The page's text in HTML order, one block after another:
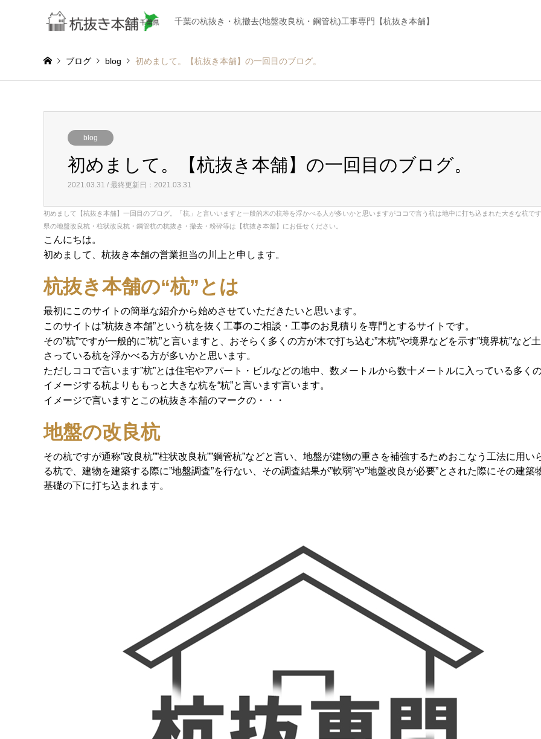
千葉の杭抜き・杭撤去(地盤改良杭・鋼管杭)工事専門【杭抜き本舗】
ブログ blog 初めまして。【杭抜き本舗】の一回目のブログ。
blog
初めまして。【杭抜き本舗】の一回目のブログ。
2021.03.31 / 最終更新日：2021.03.31
初めまして【杭抜き本舗】一回目のブログ。「杭」と言いいますと一般的木の杭等を浮かべる人が多いかと思いますがココで言う杭は地中に打ち込まれた大きな杭で
県の地盤改良杭・柱状改良杭・鋼管杭の杭抜き・撤去・粉砕等は【杭抜き本舗】にお任せください。
こんにちは。
初めまして、杭抜き本舗の営業担当の川上と申します。
杭抜き本舗の“杭”とは
最初にこのサイトの簡単な紹介から始めさせていただきたいと思います。
このサイトは”杭抜き本舗”という杭を抜く工事のご相談・工事のお見積りを専門とするサイトです。
その”杭”ですが一般的に”杭”と言いますと、おそらく多くの方が木で打ち込む”木杭”や境界などを示す”境界杭”など
さっている杭を浮かべる方が多いかと思います。
ただしココで言います”杭”とは住宅やアパート・ビルなどの地中、数メートルから数十メートルに入っている多く
イメージする杭よりももっと大きな杭を“杭”と言います言います。
イメージで言いますとこの杭抜き本舗のマークの・・・
地盤の改良杭
その杭ですが通称”改良杭””柱状改良杭””鋼管杭”などと言い、地盤が建物の重さを補強するためおこなう工法に用い
る杭で、建物を建築する際に”地盤調査”を行ない、その調査結果が”軟弱”や”地盤改良が必要”とされた際にその建築
基礎の下に打ち込まれます。